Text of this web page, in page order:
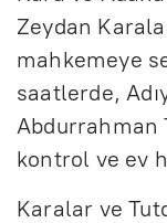
Zeydan
mahkemeye
saatlerde,
Abdurrahman
kontrol ve ev
Karalar ve